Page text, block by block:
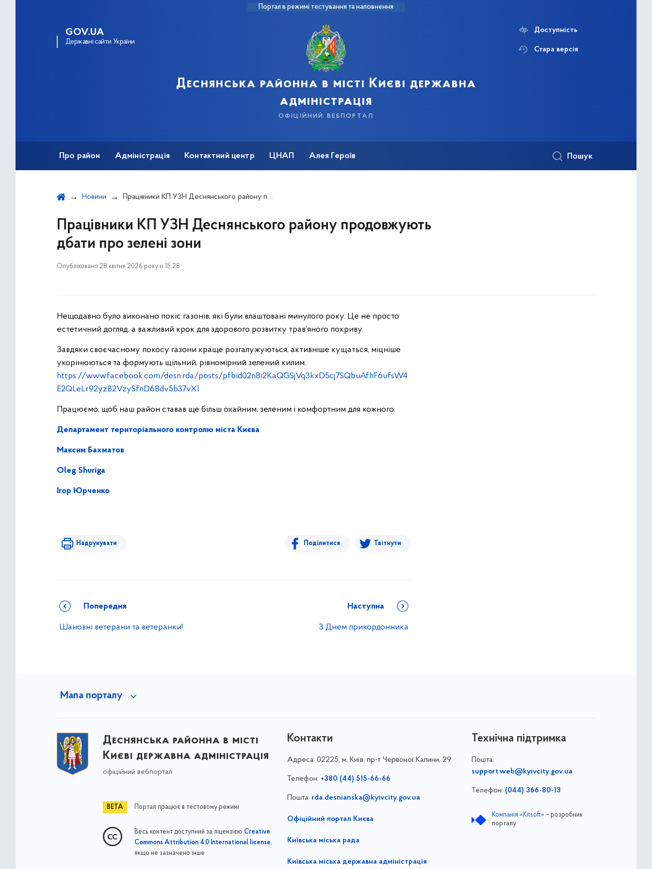
Портал в режимі тестування та наповнення
GOV.UA
Державні сайти України
Деснянська районна в місті Києві державна
адміністрація
офіційний вебпортал
Доступність
Стара версія
Про район Адміністрація Контактний центр ЦНАП Алея Героїв Пошук
Новини Працівники КП УЗН Деснянського району продовжують дбати про зелені зони
Працівники КП УЗН Деснянського району продовжують
дбати про зелені зони
Опубліковано 28 квітня 2026 року о 15:28
Нещодавно було виконано покіс газонів, які були влаштовані минулого року. Це не просто
естетичний догляд, а важливий крок для здорового розвитку трав’яного покриву.
Завдяки своєчасному покосу газони краще розгалужуються, активніше кущаться, міцніше
укорінюються та формують щільний, рівномірний зелений килим.
https://www.facebook.com/desn.rda/posts/pfbid02nBi2KaQGSjVq3kxD5cj7SQbuAfhF6ufsW4
E2QLeLr92yzB2VzySfnD6Bdv5b37vXl
Працюємо, щоб наш район ставав ще більш охайним, зеленим і комфортним для кожного.
Департамент територіального контролю міста Києва
Максим Бахматов
Oleg Shuriga
Ігор Юрченко
Надрукувати Поділитися Твітнути
Попередня
Шановні ветерани та ветеранки!
Наступна
З Днем прикордонника
Мапа порталу
Деснянська районна в місті
Києві державна адміністрація
офіційний вебпортал
Портал працює в тестовому режимі
Весь контент доступний за ліцензією Creative
Commons Attribution 4.0 International license,
якщо не зазначено інше
Контакти
Адреса: 02225, м. Київ, пр-т Червоної Калини, 29
Телефон: +380 (44) 515-66-66
Пошта: rda.desnianska@kyivcity.gov.ua
Офіційний портал Києва
Київська міська рада
Київська міська державна адміністрація
Технічна підтримка
Пошта:
support.web@kyivcity.gov.ua
Телефон: (044) 366-80-13
Компанія «Kitsoft» – розробник
порталу